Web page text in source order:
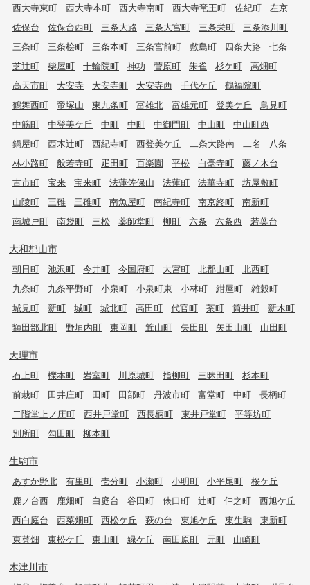
西大寺東町
西大寺本町 西大寺南町 西大寺竜王町 佐紀町
左京
佐保台
佐保台西町 三条大路 三条大宮町 三条栄町
三条添川町
三条町
三条桧町 三条本町 三条宮前町 敷島町 四条大路
七条
芝辻町
柴屋町 十輪院町 神功 菅原町 朱雀 杉ケ町
高畑町
高天市町
大安寺 大安寺町 大安寺西 千代ケ丘
鶴福院町
鶴舞西町
帝塚山 東九条町 富雄北 富雄元町 登美ケ丘
鳥見町
中筋町
中登美ケ丘 中町 中町 中御門町 中山町
中山町西
鍋屋町
西木辻町 西紀寺町 西登美ケ丘 二条大路南 二名
八条
林小路町
般若寺町 疋田町 百楽園 平松 白毫寺町
藤ノ木台
古市町
宝来 宝来町 法蓮佐保山 法蓮町 法華寺町
坊屋敷町
山陵町
三碓 三碓町 南魚屋町 南紀寺町 南京終町
南新町
南城戸町
南袋町 三松 薬師堂町 柳町 六条 六条西 若葉台
大和郡山市
朝日町 池沢町 今井町 今国府町 大宮町 北郡山町
北西町
九条町
九条平野町 小泉町 小泉町東 小林町 紺屋町
雑穀町
城見町
新町 城町 城北町 高田町 代官町 茶町 筒井町
新木町
額田部北町
野垣内町 東岡町 箕山町 矢田町 矢田山町 山田町
天理市
石上町 櫟本町 岩室町 川原城町 指柳町 三昧田町
杉本町
前栽町
田井庄町 田町 田部町 丹波市町 富堂町 中町
長柄町
二階堂上ノ庄町
西井戸堂町 西長柄町 東井戸堂町
平等坊町
別所町
勾田町 柳本町
生駒市
あすか野北 有里町 壱分町 小瀬町 小明町 小平尾町
桜ケ丘
鹿ノ台西
鹿畑町 白庭台 谷田町 俵口町 辻町 仲之町
西旭ケ丘
西白庭台
西菜畑町 西松ケ丘 萩の台 東旭ケ丘 東生駒
東新町
東菜畑
東松ケ丘 東山町 緑ケ丘 南田原町 元町 山崎町
木津川市